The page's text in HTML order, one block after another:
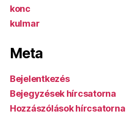
konc
kulmar
Meta
Bejelentkezés
Bejegyzések hírcsatorna
Hozzászólások hírcsatorna